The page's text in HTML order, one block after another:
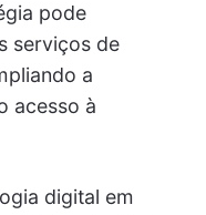
pode
serviços de
a
acesso à
digital em